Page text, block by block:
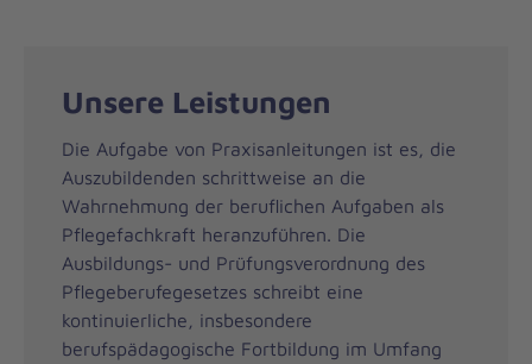
Unsere Leistungen
Die Aufgabe von Praxisanleitungen ist es, die
Auszubildenden schrittweise an die
Wahrnehmung der beruflichen Aufgaben als
Pflegefachkraft heranzuführen. Die
Ausbildungs- und Prüfungsverordnung des
Pflegeberufegesetzes schreibt eine
kontinuierliche, insbesondere
berufspädagogische Fortbildung im Umfang